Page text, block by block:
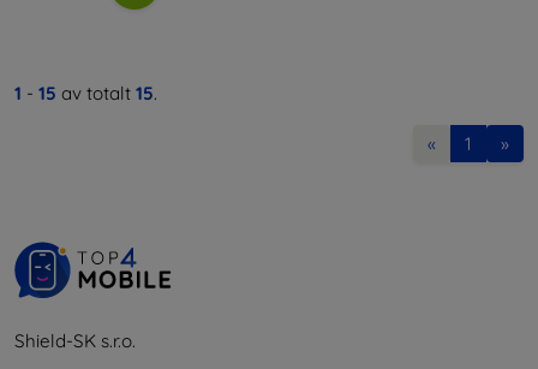
1 - 15 av totalt 15.
« 1 »
Shield-SK s.r.o.